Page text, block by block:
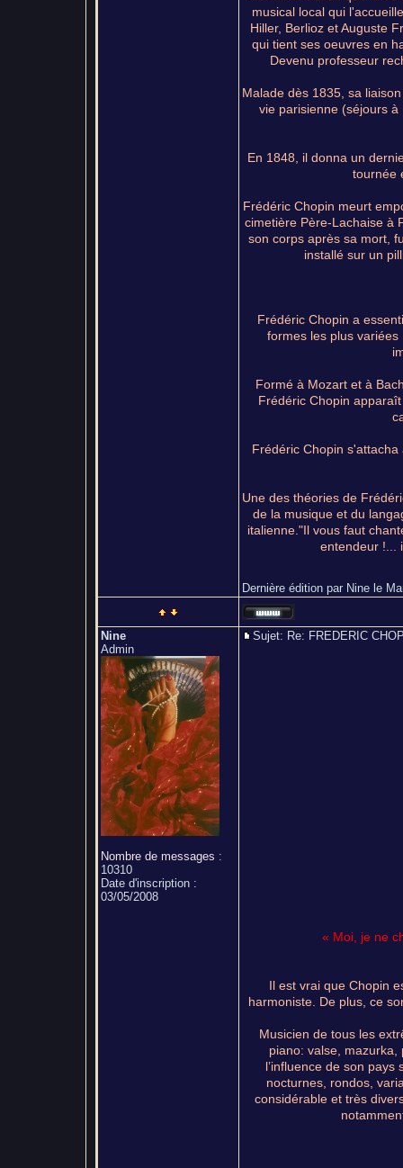
musical local qui
Hiller, Berlioz et Auguste
qui tient ses oeuvres en
Devenu professeur
Malade dès 1835, sa
vie parisienne (séjours
En 1848, il donna un
tournée
Frédéric Chopin meurt
cimetière Père-Lachaise à
son corps après sa mort,
installé sur un
Frédéric Chopin a
formes les plus
Formé à Mozart et à
Frédéric Chopin
Frédéric Chopin
Une des théories de
de la musique et du
italienne."Il vous faut
entendeur !...
Dernière édition par Nine le
Nine
Admin
Nombre de messages :
10310
Date d'inscription :
03/05/2008
Sujet: Re: FREDERIC
« Moi, je ne
Il est vrai que Chopin
harmoniste. De plus, ce
Musicien de tous les
piano: valse,
l’influence de son
nocturnes, rondos,
considérable et très